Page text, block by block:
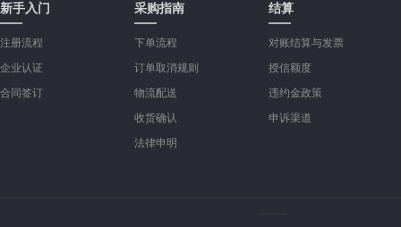
新手入门
注册流程
企业认证
合同签订
采购指南
下单流程
订单取消规则
物流配送
收货确认
法律申明
结算
对账结算与发票
授信额度
违约金政策
申诉渠道